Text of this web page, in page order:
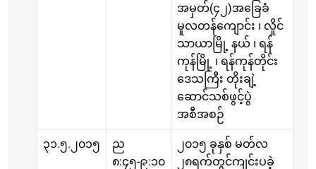
အမှတ်(၄၂)အခြေခံ
မူလတန်ကျောင်း ၊ လှိုင်
သာယာမြို့ နယ် ၊ ရန်
ကုန်မြို့ ၊ ရန်ကုန်တိုင်း
ဒေသကြီး တိုးချဲ့
ဆောင်သစ်ဖွင့်ပွဲ
အစီအစဉ်
၃၁.၅.၂၀၁၅
ည
၈:၄၅-၉:၁၀
၂၀၁၅ ခုနှစ် မတ်လ
၂၈ရက်တွင်ကျင်းပခဲ့